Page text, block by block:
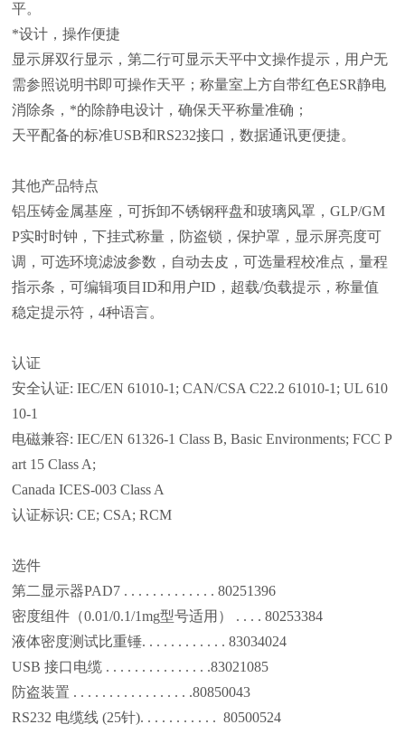
平。
*设计，操作便捷
显示屏双行显示，第二行可显示天平中文操作提示，用户无
需参照说明书即可操作天平；称量室上方自带红色ESR静电
消除条，*的除静电设计，确保天平称量准确；
天平配备的标准USB和RS232接口，数据通讯更便捷。
其他产品特点
铝压铸金属基座，可拆卸不锈钢秤盘和玻璃风罩，GLP/GM
P实时时钟，下挂式称量，防盗锁，保护罩，显示屏亮度可
调，可选环境滤波参数，自动去皮，可选量程校准点，量程
指示条，可编辑项目ID和用户ID，超载/负载提示，称量值
稳定提示符，4种语言。
认证
安全认证: IEC/EN 61010-1; CAN/CSA C22.2 61010-1; UL 610
10-1
电磁兼容: IEC/EN 61326-1 Class B, Basic Environments; FCC P
art 15 Class A;
Canada ICES-003 Class A
认证标识: CE; CSA; RCM
选件
第二显示器PAD7 . . . . . . . . . . . . . 80251396
密度组件（0.01/0.1/1mg型号适用） . . . . 80253384
液体密度测试比重锤. . . . . . . . . . . . 83034024
USB 接口电缆 . . . . . . . . . . . . . . .83021085
防盗装置 . . . . . . . . . . . . . . . . .80850043
RS232 电缆线 (25针). . . . . . . . . . . 80500524